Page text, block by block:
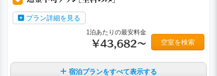
プラン詳細を見る
1泊あたりの最安料金
￥43,682～ 空室を検索
宿泊プランをすべて表示する